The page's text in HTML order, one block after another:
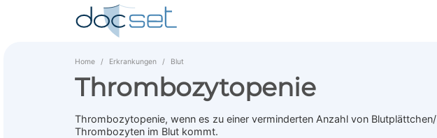
Home Erkrankungen Blut
Thrombozytopenie
Thrombozytopenie, wenn es zu einer verminderten Anzahl von Blutplättchen/
Thrombozyten im Blut kommt.